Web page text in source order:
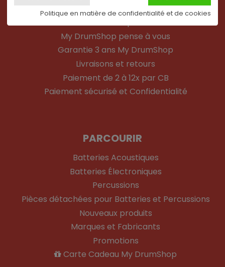
Contactez-nous
My DrumShop pense à vous
Garantie 3 ans My DrumShop
Livraisons et retours
Paiement de 2 à 12x par CB
Paiement sécurisé et Confidentialité
PARCOURIR
Batteries Acoustiques
Batteries Électroniques
Percussions
Pièces détachées pour Batteries et Percussions
Nouveaux produits
Marques et Fabricants
Promotions
Carte Cadeau My DrumShop
Politique en matière de confidentialité et de cookies